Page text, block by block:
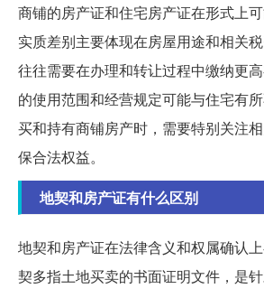
商铺的房产证和住宅房产证在形式上
实质差别主要体现在房屋用途和相关
往往需要在办理和转让过程中缴纳更
的使用范围和经营规定可能与住宅有
买和持有商铺房产时，需要特别关注
保合法权益。
地契和房产证有什么区别
地契和房产证在法律含义和权属确认
契多指土地买卖的书面证明文件，是